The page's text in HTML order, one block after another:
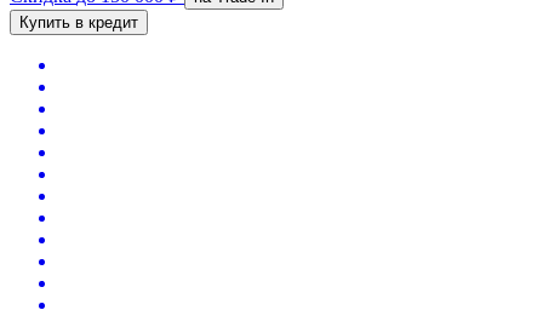
Купить в кредит